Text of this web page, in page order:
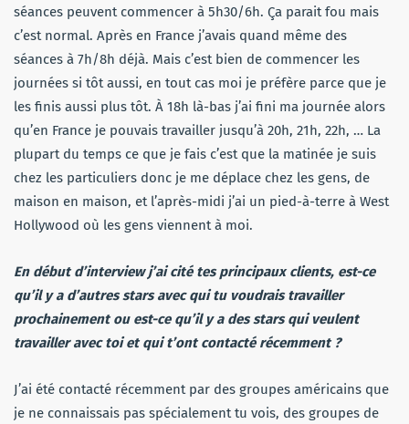
séances peuvent commencer à 5h30/6h. Ça parait fou mais
c’est normal. Après en France j’avais quand même des
séances à 7h/8h déjà. Mais c’est bien de commencer les
journées si tôt aussi, en tout cas moi je préfère parce que je
les finis aussi plus tôt. À 18h là-bas j’ai fini ma journée alors
qu’en France je pouvais travailler jusqu’à 20h, 21h, 22h, … La
plupart du temps ce que je fais c’est que la matinée je suis
chez les particuliers donc je me déplace chez les gens, de
maison en maison, et l’après-midi j’ai un pied-à-terre à West
Hollywood où les gens viennent à moi.
En début d’interview j’ai cité tes principaux clients, est-ce
qu’il y a d’autres stars avec qui tu voudrais travailler
prochainement ou est-ce qu’il y a des stars qui veulent
travailler avec toi et qui t’ont contacté récemment ?
J’ai été contacté récemment par des groupes américains que
je ne connaissais pas spécialement tu vois, des groupes de